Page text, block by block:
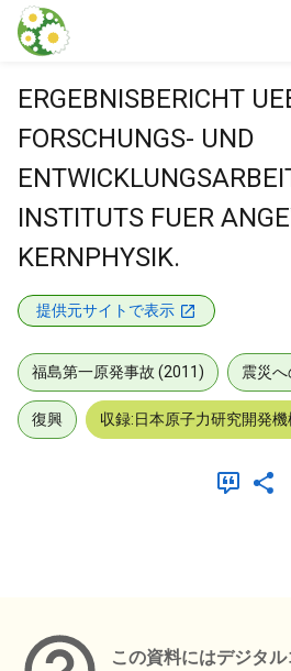
本文に飛ぶ
ERGEBNISBERICHT
FORSCHUNGS- UND
INSTITUTS FUER
KERNPHYSIK.
提供元サイトで表示
福島第一原発事故 (2011) 震災へ
復興 収録:日本原子力研究開発
この資料にはデジタ